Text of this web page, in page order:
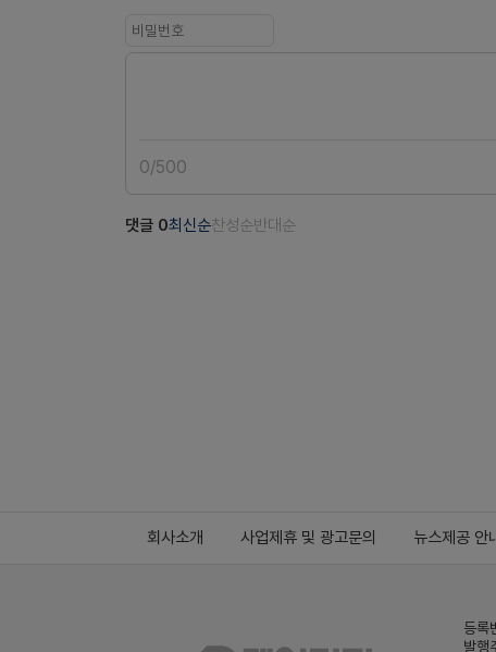
0/500
댓글 0최신순찬성순반대순
회사소개 사업제휴 및 광고문의 뉴스제공 안
등
발행